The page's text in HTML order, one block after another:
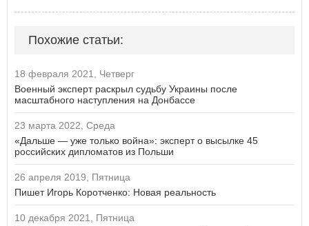
Похожие статьи:
18 февраля 2021, Четверг
Военный эксперт раскрыл судьбу Украины после
масштабного наступления на Донбассе
23 марта 2022, Среда
«Дальше — уже только война»: эксперт о высылке 45
российских дипломатов из Польши
26 апреля 2019, Пятница
Пишет Игорь Коротченко: Новая реальность
10 декабря 2021, Пятница